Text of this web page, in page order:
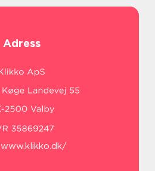
Adress
www.klikko.dk/